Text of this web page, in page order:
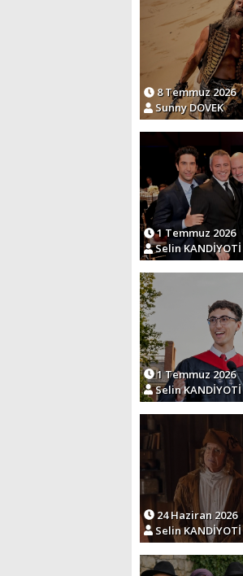
8 Temmuz 2026
Sunny DOVEK
1 Temmuz 2026
Selin KANDİYOTİ
1 Temmuz 2026
Selin KANDİYOTİ
24 Haziran 2026
Selin KANDİYOTİ